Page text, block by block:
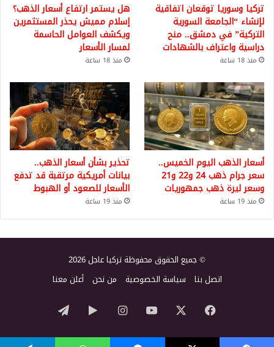
تركيا وسوريا توقعان اتفاقية
لإنشاء “الجامعة السورية
التركية” في دمشق.. منح
دراسية واعتراف بالشهادات
منذ 18 ساعة
هل يستمر ارتفاع أسعار الذهب؟
إسلام مميش يحذر المستثمرين
ويكشف العوامل الحاسمة
لمسار الأسعار
منذ 18 ساعة
أسعار الذهب اليوم الخميس..
سعر جرام ذهب 24 و22 و21
وسعر ليرة ذهب جمهوريات
منذ 19 ساعة
تحذير بشأن أسعار الذهب..
بيانات أمريكية مرتقبة قد تدفع
الأسعار للصعود أو الهبوط
منذ 19 ساعة
© جميع الحقوق محفوظة تركيا عاجل 2026
اتصل بنا سياسة الخصوصية من نحن أعلن معنا
فيسبوك ‫YouTubeانستقرام‏Google
Play
تيلقرام